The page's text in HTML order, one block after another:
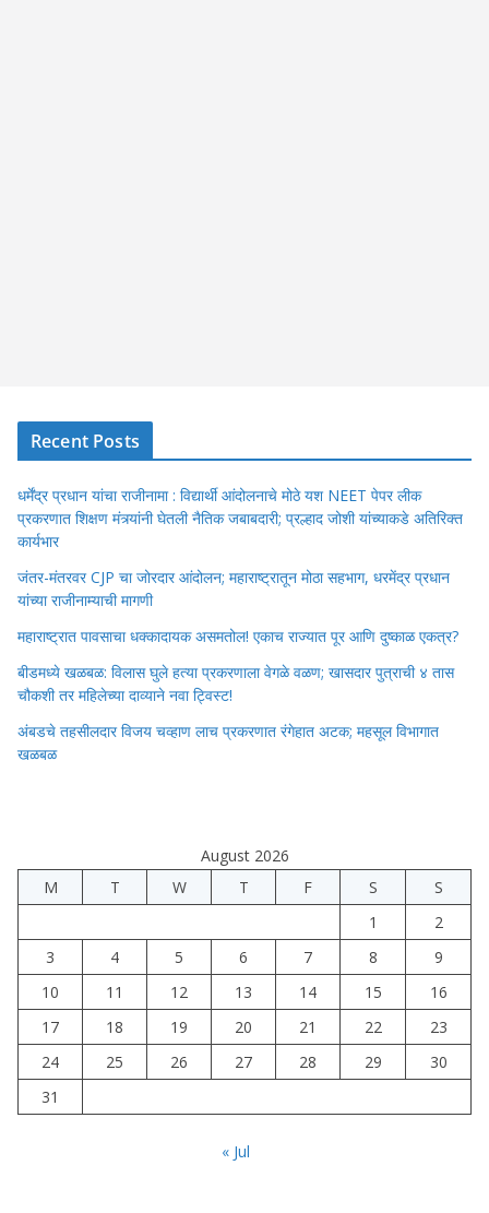
Recent Posts
धर्मेंद्र प्रधान यांचा राजीनामा : विद्यार्थी आंदोलनाचे मोठे यश NEET पेपर लीक
प्रकरणात शिक्षण मंत्र्यांनी घेतली नैतिक जबाबदारी; प्रल्हाद जोशी यांच्याकडे अतिरिक्त
कार्यभार
जंतर-मंतरवर CJP चा जोरदार आंदोलन; महाराष्ट्रातून मोठा सहभाग, धरमेंद्र प्रधान
यांच्या राजीनाम्याची मागणी
महाराष्ट्रात पावसाचा धक्कादायक असमतोल! एकाच राज्यात पूर आणि दुष्काळ एकत्र?
बीडमध्ये खळबळ: विलास घुले हत्या प्रकरणाला वेगळे वळण; खासदार पुत्राची ४ तास
चौकशी तर महिलेच्या दाव्याने नवा ट्विस्ट!
अंबडचे तहसीलदार विजय चव्हाण लाच प्रकरणात रंगेहात अटक; महसूल विभागात
खळबळ
August 2026
M
T W T F S
S
1
2
3
4 5 6 7 8
9
10
11 12 13 14 15
16
17
18 19 20 21 22
23
24
25 26 27 28 29
30
31
« Jul